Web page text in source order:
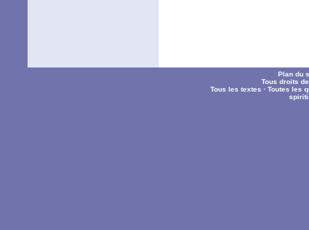
Plan du
Tous droits
Tous les textes ·Toutes les